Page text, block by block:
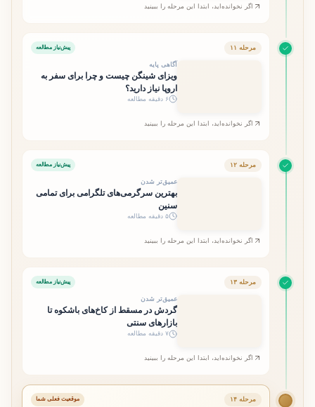
اگر نخوانده‌اید، ابتدا این مرحله را ببینید
مرحله ۱۱ پیش‌نیاز مطالعه
آگاهی پایه
ویزای شینگن چیست و چرا برای سفر به
اروپا نیاز دارید؟
۶ دقیقه مطالعه
اگر نخوانده‌اید، ابتدا این مرحله را ببینید
مرحله ۱۲ پیش‌نیاز مطالعه
عمیق‌تر شدن
بهترین سرگرمی‌های تلگرامی برای تمامی
سنین
۵ دقیقه مطالعه
اگر نخوانده‌اید، ابتدا این مرحله را ببینید
مرحله ۱۳ پیش‌نیاز مطالعه
عمیق‌تر شدن
گردش در مسقط از کاخ‌های باشکوه تا
بازارهای سنتی
۷ دقیقه مطالعه
اگر نخوانده‌اید، ابتدا این مرحله را ببینید
مرحله ۱۴ موقعیت فعلی شما